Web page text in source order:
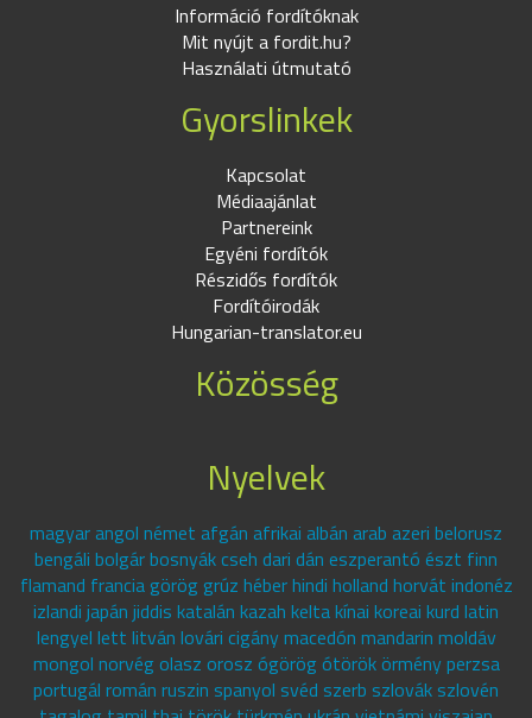
Információ fordítóknak
Mit nyújt a fordit.hu?
Használati útmutató
Gyorslinkek
Kapcsolat
Médiaajánlat
Partnereink
Egyéni fordítók
Részidős fordítók
Fordítóirodák
Hungarian-translator.eu
Közösség
Nyelvek
magyar angol német afgán afrikai albán arab azeri belorusz
bengáli bolgár bosnyák cseh dari dán eszperantó észt finn
flamand francia görög grúz héber hindi holland horvát indonéz
izlandi japán jiddis katalán kazah kelta kínai koreai kurd latin
lengyel lett litván lovári cigány macedón mandarin moldáv
mongol norvég olasz orosz ógörög ótörök örmény perzsa
portugál román ruszin spanyol svéd szerb szlovák szlovén